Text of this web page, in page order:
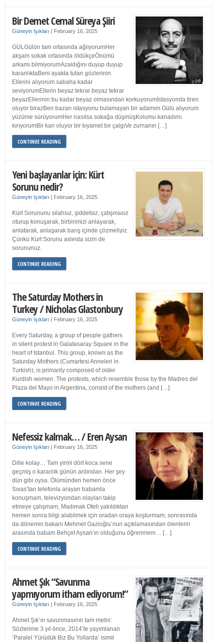
Bir Demet Cemal Süreya Şiiri
Güneyin Işıkları | February 16, 2025
GÜLGülün tam ortasında ağlıyorumHer
akşam sokak ortasında öldükçeÖnümü
arkamı bilmiyorumAzaldığını duyup duyup
karanlıktaBeni ayakta tutan gözlerinin
Ellerini alıyorum sabaha kadar
seviyorumEllerin beyaz tekrar beyaz tekrar
beyazEllerinin bu kadar beyaz olmasından korkuyorumİstasyonda tiren
oluyor birazBen bazan istasyonu bulamayan bir adamım Gülü alıyorum
yüzüme sürüyorumHer nasılsa sokağa düşmüşKolumu kanadımı
kırıyorumBir kan oluyor bir kıyamet bir çalgıVe zurnanın […]
CONTINUE READING
Yeni başlayanlar için: Kürt
Sorunu nedir?
Güneyin Işıkları | February 16, 2025
Kürt Sorununu silahsız, şiddetsiz, çatışmasız
oturup konuşarak, birbirimizi anlayarak,
anlatarak, anlaşarak barış içinde çözmeliyiz.
Çünkü Kürt Sorunu aslında sizin de
sorununuz.
CONTINUE READING
The Saturday Mothers in
Turkey / Nicholas Glastonbury
Güneyin Işıkları | February 16, 2025
Every Saturday, a group of people gathers
in silent protest in Galatasaray Square in the
heart of Istanbul. This group, known as the
Saturday Mothers (Cumartesi Anneleri in
Turkish), is primarily composed of older
Kurdish women. The protests, which resemble those by the Madres del
Plaza del Mayo in Argentina, consist of the mothers (and […]
CONTINUE READING
Nefessiz kalmak… / Eren Aysan
Güneyin Işıkları | February 16, 2025
Dille kolay… Tam yirmi dört koca sene
geçmiş o karanlık günün ardından. Her şey
dün gibi oysa. Ölümünden hemen önce
Sıvas’tan telefonla arayan babamla
konuşmam, televizyondan olayları takip
etmeye çalışmam, Madımak Oteli yakıldıktan
hemen sonra bilgi alabilmek için oradan oraya koşturmam; sonrasında
da dönemin bakanı Mehmet Gazioğlu’nun açıklamasından ölenlerin
arasında babam Behçet Aysan’ın olduğunu öğrenmem… […]
CONTINUE READING
Ahmet Şık “Savunma
yapmıyorum itham ediyorum!”
Güneyin Işıkları | February 16, 2025
Ahmet Şık’ın savunmasının tam metni:
Sözlerime 3 yıl önce, 2014’te yayımlanan
‘Paralel Yürüdük Biz Bu Yollarda’ isimli